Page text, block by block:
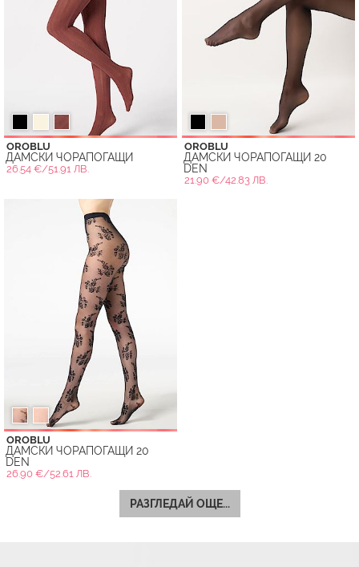
OROBLU
ДАМСКИ ЧОРАПОГАЩИ
26.54 €/51.91 ЛВ.
OROBLU
ДАМСКИ ЧОРАПОГАЩИ 20
DEN
21.90 €/42.83 ЛВ.
OROBLU
ДАМСКИ ЧОРАПОГАЩИ 20
DEN
26.90 €/52.61 ЛВ.
РАЗГЛЕДАЙ ОЩЕ...